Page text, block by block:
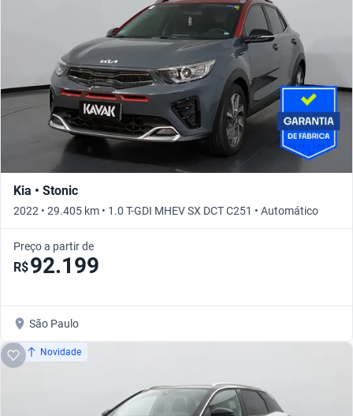
Kia • Stonic
2022 • 29.405 km • 1.0 T-GDI MHEV SX DCT C251 • Automático
Preço a partir de
R$92.199
São Paulo
Novidade